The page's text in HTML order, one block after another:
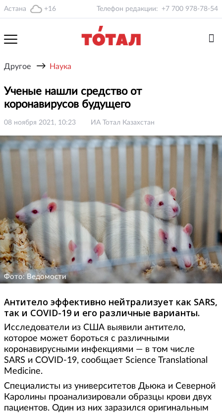
Астана +16 Телефон редакции: +7 700 978-78-54
Другое → Наука
Ученые нашли средство от
коронавирусов будущего
08 ноября 2021, 10:23 ИА Тотал Казахстан
Фото: Ведомости
Антитело эффективно нейтрализует как SARS,
так и COVID-19 и его различные варианты.
Исследователи из США выявили антитело,
которое может бороться с различными
коронавирусными инфекциями — в том числе
SARS и COVID-19, сообщает Science Translational
Medicine.
Специалисты из университетов Дьюка и Северной
Каролины проанализировали образцы крови двух
пациентов. Один из них заразился оригинальным